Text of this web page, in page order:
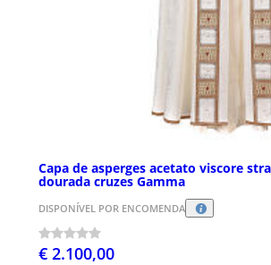
Capa de asperges acetato viscore
dourada cruzes Gamma
DISPONÍVEL POR ENCOMENDA
€ 2.100,00